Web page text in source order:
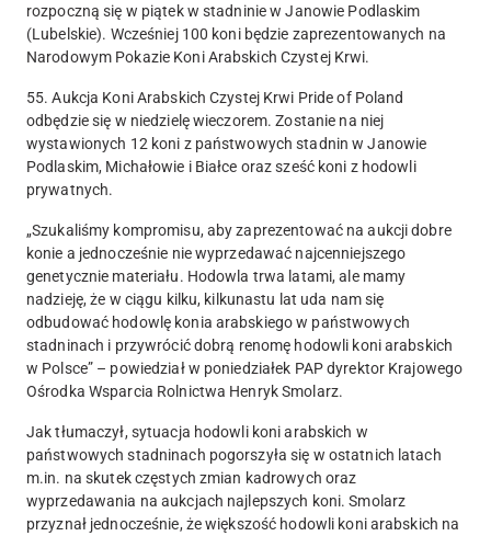
rozpoczną się w piątek w stadninie w Janowie Podlaskim
(Lubelskie). Wcześniej 100 koni będzie zaprezentowanych na
Narodowym Pokazie Koni Arabskich Czystej Krwi.
55. Aukcja Koni Arabskich Czystej Krwi Pride of Poland
odbędzie się w niedzielę wieczorem. Zostanie na niej
wystawionych 12 koni z państwowych stadnin w Janowie
Podlaskim, Michałowie i Białce oraz sześć koni z hodowli
prywatnych.
„Szukaliśmy kompromisu, aby zaprezentować na aukcji dobre
konie a jednocześnie nie wyprzedawać najcenniejszego
genetycznie materiału. Hodowla trwa latami, ale mamy
nadzieję, że w ciągu kilku, kilkunastu lat uda nam się
odbudować hodowlę konia arabskiego w państwowych
stadninach i przywrócić dobrą renomę hodowli koni arabskich
w Polsce” – powiedział w poniedziałek PAP dyrektor Krajowego
Ośrodka Wsparcia Rolnictwa Henryk Smolarz.
Jak tłumaczył, sytuacja hodowli koni arabskich w
państwowych stadninach pogorszyła się w ostatnich latach
m.in. na skutek częstych zmian kadrowych oraz
wyprzedawania na aukcjach najlepszych koni. Smolarz
przyznał jednocześnie, że większość hodowli koni arabskich na